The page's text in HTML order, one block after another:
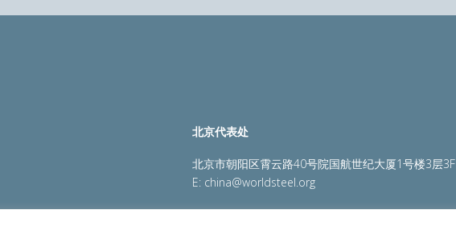
北京代表处
北京市朝阳区霄云路40号院国航世纪大厦1号楼3层3F
E: china@worldsteel.org